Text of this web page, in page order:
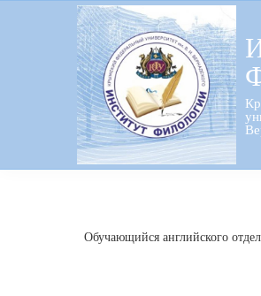
Обучающийся английского